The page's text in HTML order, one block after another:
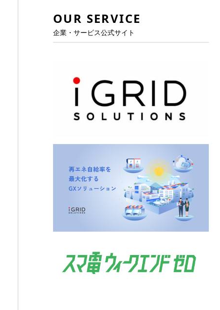
OUR SERVICE
企業・サービス公式サイト